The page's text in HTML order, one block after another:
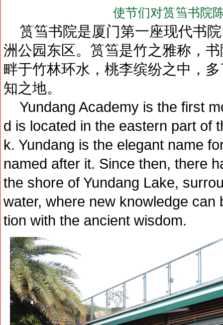
使节们对筼筜书院
筼筜书院是厦门第一座现代书
洲公园东区。筼筜是竹之雅称，
畔于竹林环水，桃李缤纷之中，
知之地。
Yundang Academy is the first
d is located in the eastern part of
k. Yundang is the elegant name
named after it. Since then, there
the shore of Yundang Lake,
water, where new knowledge
tion with the ancient wisdom.